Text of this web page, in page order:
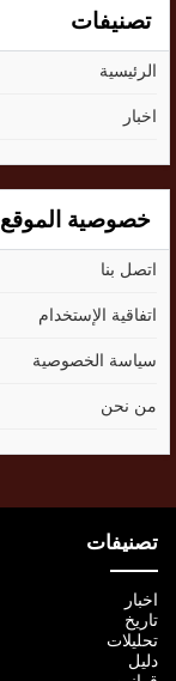
تصنيفات
الرئيسية
اخبار
خصوصية الموقع
اتصل بنا
اتفاقية الإستخدام
سياسة الخصوصية
من نحن
تصنيفات
اخبار
تاريخ
تحليلات
دليل